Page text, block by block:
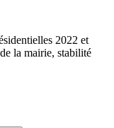
2022 et
la mairie, stabilité